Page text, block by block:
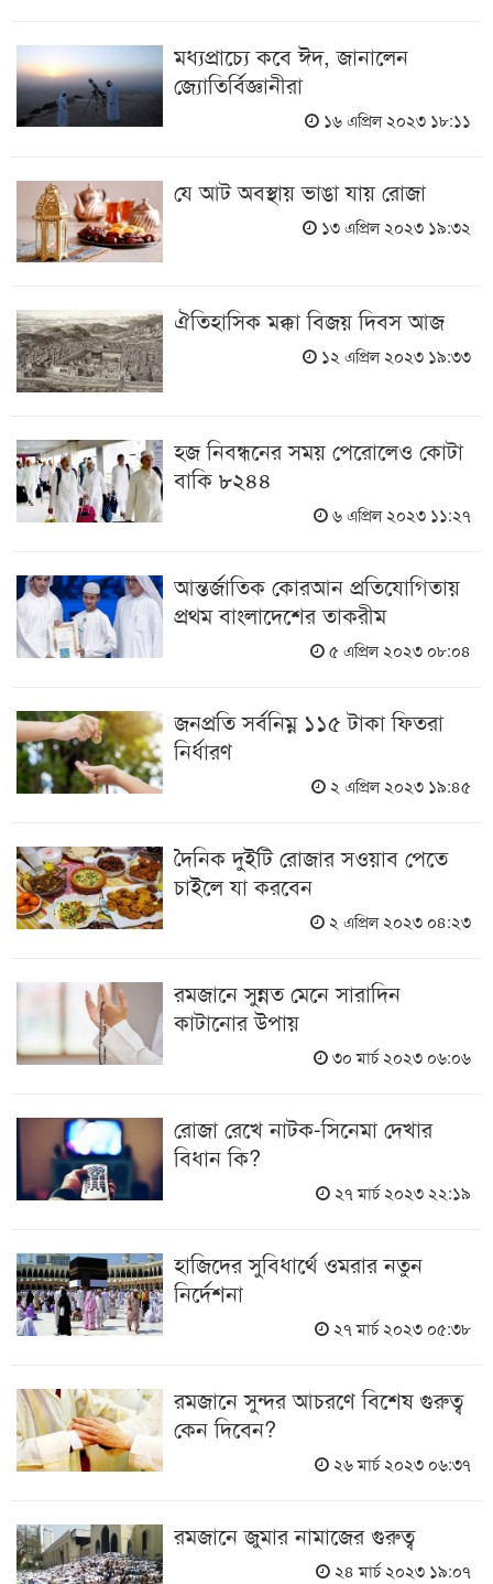
মধ্যপ্রাচ্যে কবে ঈদ, জানালেন
জ্যোতির্বিজ্ঞানীরা
১৬ এপ্রিল ২০২৩ ১৮:১১
যে আট অবস্থায় ভাঙা যায় রোজা
১৩ এপ্রিল ২০২৩ ১৯:৩২
ঐতিহাসিক মক্কা বিজয় দিবস আজ
১২ এপ্রিল ২০২৩ ১৯:৩৩
হজ নিবন্ধনের সময় পেরোলেও কোটা
বাকি ৮২৪৪
৬ এপ্রিল ২০২৩ ১১:২৭
আন্তর্জাতিক কোরআন প্রতিযোগিতায়
প্রথম বাংলাদেশের তাকরীম
৫ এপ্রিল ২০২৩ ০৮:০৪
জনপ্রতি সর্বনিম্ন ১১৫ টাকা ফিতরা
নির্ধারণ
২ এপ্রিল ২০২৩ ১৯:৪৫
দৈনিক দুইটি রোজার সওয়াব পেতে
চাইলে যা করবেন
২ এপ্রিল ২০২৩ ০৪:২৩
রমজানে সুন্নত মেনে সারাদিন
কাটানোর উপায়
৩০ মার্চ ২০২৩ ০৬:০৬
রোজা রেখে নাটক-সিনেমা দেখার
বিধান কি?
২৭ মার্চ ২০২৩ ২২:১৯
হাজিদের সুবিধার্থে ওমরার নতুন
নির্দেশনা
২৭ মার্চ ২০২৩ ০৫:৩৮
রমজানে সুন্দর আচরণে বিশেষ গুরুত্ব
কেন দিবেন?
২৬ মার্চ ২০২৩ ০৬:৩৭
রমজানে জুমার নামাজের গুরুত্ব
২৪ মার্চ ২০২৩ ১৯:০৭